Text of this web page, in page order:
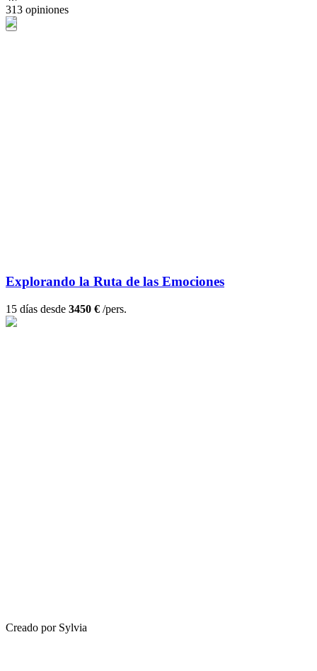
313 opiniones
Explorando la Ruta de las Emociones
15 días desde 3450 € /pers.
Creado por Sylvia